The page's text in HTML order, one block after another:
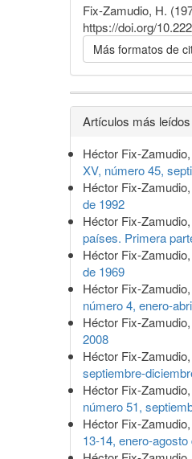
Fix-Zamudio, H.
https://doi.org/
Más formatos de
Detalles
del
artículo
Artículos más
Héctor Fix-Zamudio,
XV, número 45,
Héctor Fix-Zamudio,
de 1992
Héctor Fix-Zamudio,
países. Primera
Héctor Fix-Zamudio,
de 1969
Héctor Fix-Zamudio,
número 4, enero-
Héctor Fix-Zamudio,
2008
Héctor Fix-Zamudio,
septiembre-
Héctor Fix-Zamudio,
número 51,
Héctor Fix-Zamudio,
13-14, enero-agosto